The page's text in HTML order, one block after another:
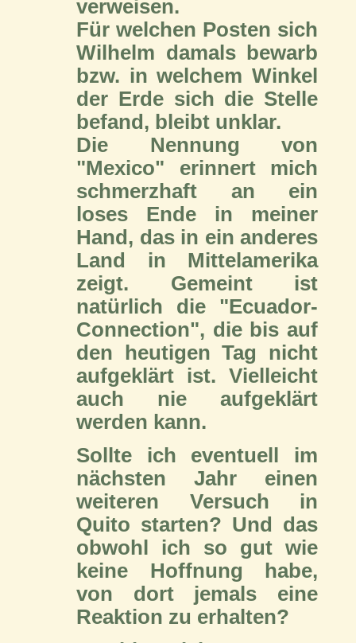
verweisen.
Für welchen Posten sich
Wilhelm damals bewarb
bzw. in welchem Winkel
der Erde sich die Stelle
befand, bleibt unklar.
Die Nennung von
"Mexico" erinnert mich
schmerzhaft an ein
loses Ende in meiner
Hand, das in ein anderes
Land in Mittelamerika
zeigt. Gemeint ist
natürlich die "Ecuador-
Connection", die bis auf
den heutigen Tag nicht
aufgeklärt ist. Vielleicht
auch nie aufgeklärt
werden kann.
Sollte ich eventuell im
nächsten Jahr einen
weiteren Versuch in
Quito starten? Und das
obwohl ich so gut wie
keine Hoffnung habe,
von dort jemals eine
Reaktion zu erhalten?